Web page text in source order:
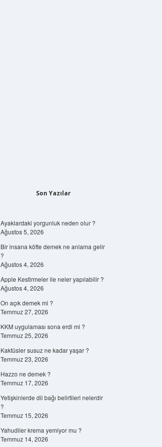
Son Yazılar
Ayaklardaki yorgunluk neden olur ?
Ağustos 5, 2026
Bir insana köfte demek ne anlama gelir
?
Ağustos 4, 2026
Apple Kestirmeler ile neler yapılabilir ?
Ağustos 4, 2026
On açık demek mi ?
Temmuz 27, 2026
KKM uygulaması sona erdi mi ?
Temmuz 25, 2026
Kaktüsler susuz ne kadar yaşar ?
Temmuz 23, 2026
Hazzo ne demek ?
Temmuz 17, 2026
Yetişkinlerde dil bağı belirtileri nelerdir
?
Temmuz 15, 2026
Yahudiler krema yemiyor mu ?
Temmuz 14, 2026